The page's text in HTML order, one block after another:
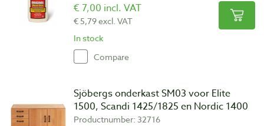
€ 7,00 incl. VAT
€ 5,79 excl. VAT
In stock
Compare
Sjöbergs onderkast SM03 voor Elite
1500, Scandi 1425/1825 en Nordic 1400
Productnumber: 32716